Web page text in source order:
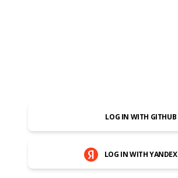
LOG IN WITH GITHUB
LOG IN WITH YANDEX